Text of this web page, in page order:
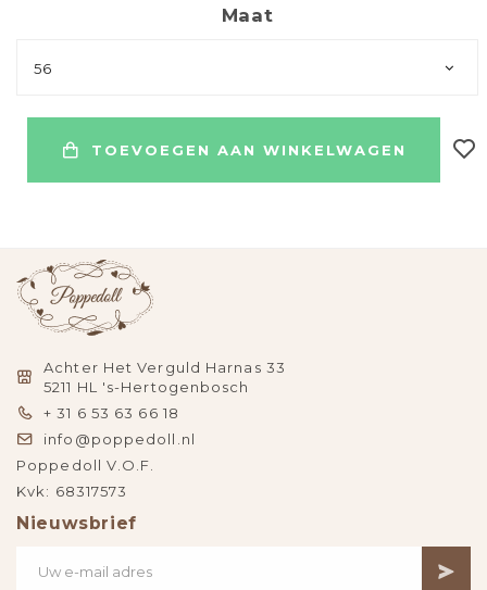
Maat
56
TOEVOEGEN AAN WINKELWAGEN
Achter Het Verguld Harnas 33
5211 HL 's-Hertogenbosch
+ 31 6 53 63 66 18
info@poppedoll.nl
Poppedoll V.O.F.
Kvk: 68317573
Nieuwsbrief